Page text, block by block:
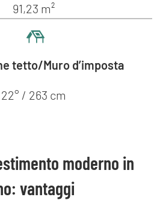
91,23 m²
tetto/Muro d’imposta
22° / 263 cm
moderno in
vantaggi